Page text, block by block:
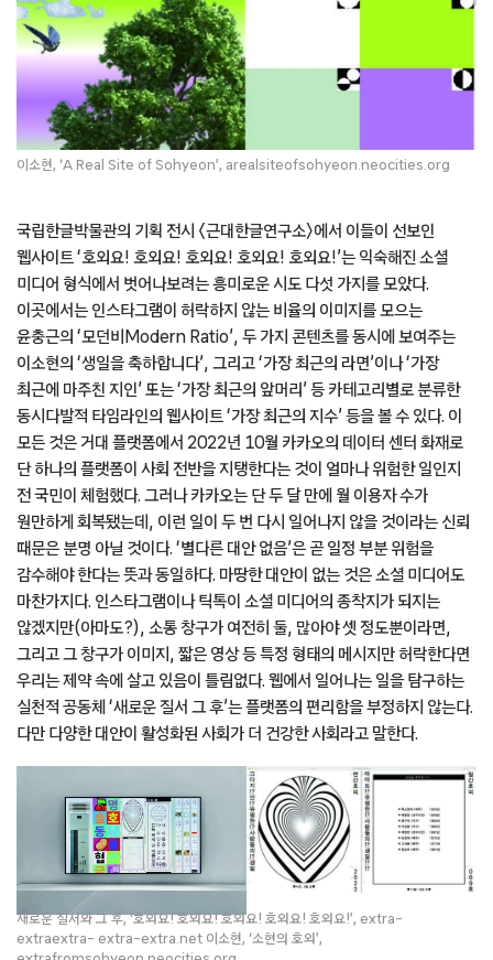
이소현, ‘A Real Site of Sohyeon’, arealsiteofsohyeon.neocities.org
국립한글박물관의 기획 전시 〈근대한글연구소〉에서 이들이 선보인
웹사이트 ‘호외요! 호외요! 호외요! 호외요! 호외요!’는 익숙해진 소셜
미디어 형식에서 벗어나보려는 흥미로운 시도 다섯 가지를 모았다.
이곳에서는 인스타그램이 허락하지 않는 비율의 이미지를 모으는
윤충근의 ‘모던비Modern Ratio’, 두 가지 콘텐츠를 동시에 보여주는
이소현의 ‘생일을 축하합니다’, 그리고 ‘가장 최근의 라면’이나 ‘가장
최근에 마주친 지인’ 또는 ‘가장 최근의 앞머리’ 등 카테고리별로 분류한
동시다발적 타임라인의 웹사이트 ‘가장 최근의 지수’ 등을 볼 수 있다. 이
모든 것은 거대 플랫폼에서 2022년 10월 카카오의 데이터 센터 화재로
단 하나의 플랫폼이 사회 전반을 지탱한다는 것이 얼마나 위험한 일인지
전 국민이 체험했다. 그러나 카카오는 단 두 달 만에 월 이용자 수가
원만하게 회복됐는데, 이런 일이 두 번 다시 일어나지 않을 것이라는 신뢰
때문은 분명 아닐 것이다. ‘별다른 대안 없음’은 곧 일정 부분 위험을
감수해야 한다는 뜻과 동일하다. 마땅한 대안이 없는 것은 소셜 미디어도
마찬가지다. 인스타그램이나 틱톡이 소셜 미디어의 종착지가 되지는
않겠지만(아마도?), 소통 창구가 여전히 둘, 많아야 셋 정도뿐이라면,
그리고 그 창구가 이미지, 짧은 영상 등 특정 형태의 메시지만 허락한다면
우리는 제약 속에 살고 있음이 틀림없다. 웹에서 일어나는 일을 탐구하는
실천적 공동체 ‘새로운 질서 그 후’는 플랫폼의 편리함을 부정하지 않는다.
다만 다양한 대안이 활성화된 사회가 더 건강한 사회라고 말한다.
새로운 질서와 그 후, ‘호외요! 호외요! 호외요! 호외요! 호외요!’, extra-
extraextra- extra-extra.net 이소현, ‘소현의 호외’,